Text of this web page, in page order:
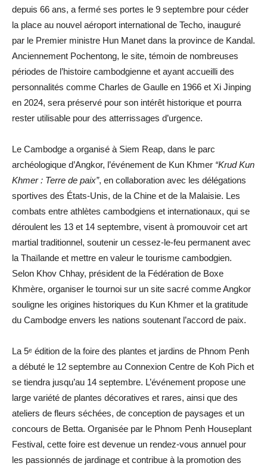
depuis 66 ans, a fermé ses portes le 9 septembre pour céder
la place au nouvel aéroport international de Techo, inauguré
par le Premier ministre Hun Manet dans la province de Kandal.
Anciennement Pochentong, le site, témoin de nombreuses
périodes de l’histoire cambodgienne et ayant accueilli des
personnalités comme Charles de Gaulle en 1966 et Xi Jinping
en 2024, sera préservé pour son intérêt historique et pourra
rester utilisable pour des atterrissages d’urgence.
Le Cambodge a organisé à Siem Reap, dans le parc
archéologique d’Angkor, l’événement de Kun Khmer “Krud Kun
Khmer : Terre de paix”, en collaboration avec les délégations
sportives des États-Unis, de la Chine et de la Malaisie. Les
combats entre athlètes cambodgiens et internationaux, qui se
déroulent les 13 et 14 septembre, visent à promouvoir cet art
martial traditionnel, soutenir un cessez-le-feu permanent avec
la Thaïlande et mettre en valeur le tourisme cambodgien.
Selon Khov Chhay, président de la Fédération de Boxe
Khmère, organiser le tournoi sur un site sacré comme Angkor
souligne les origines historiques du Kun Khmer et la gratitude
du Cambodge envers les nations soutenant l’accord de paix.
La 5ᵉ édition de la foire des plantes et jardins de Phnom Penh
a débuté le 12 septembre au Connexion Centre de Koh Pich et
se tiendra jusqu’au 14 septembre. L’événement propose une
large variété de plantes décoratives et rares, ainsi que des
ateliers de fleurs séchées, de conception de paysages et un
concours de Betta. Organisée par le Phnom Penh Houseplant
Festival, cette foire est devenue un rendez-vous annuel pour
les passionnés de jardinage et contribue à la promotion des